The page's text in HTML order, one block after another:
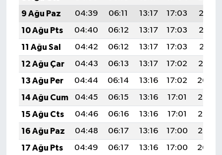
9 Ağu Paz
04:39 06:11 13:17 17:03
20:13
10 Ağu Pts
04:40 06:12 13:17 17:03
20:12
11 Ağu Sal
04:42 06:12 13:17 17:03
20:11
12 Ağu Çar
04:43 06:13 13:17 17:02
20:10
13 Ağu Per
04:44 06:14 13:16 17:02
20:09
14 Ağu Cum
04:45 06:15 13:16 17:01
20:07
15 Ağu Cts
04:46 06:16 13:16 17:01
20:06
16 Ağu Paz
04:48 06:17 13:16 17:00
20:05
17 Ağu Pts
04:49 06:17 13:16 17:00
20:04